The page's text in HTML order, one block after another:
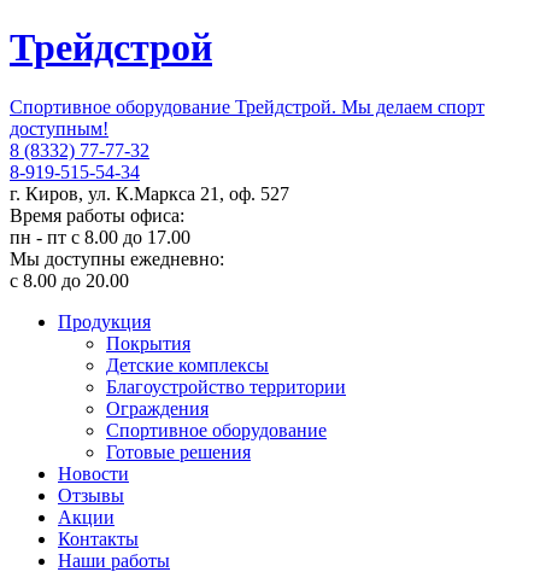
Трейдстрой
Спортивное оборудование Трейдстрой. Мы делаем спорт
доступным!
8 (8332) 77-77-32
8-919-515-54-34
г. Киров, ул. К.Маркса 21, оф. 527
Время работы офиса:
пн - пт с 8.00 до 17.00
Мы доступны ежедневно:
с 8.00 до 20.00
Продукция
Покрытия
Детские комплексы
Благоустройство территории
Ограждения
Спортивное оборудование
Готовые решения
Новости
Отзывы
Акции
Контакты
Наши работы